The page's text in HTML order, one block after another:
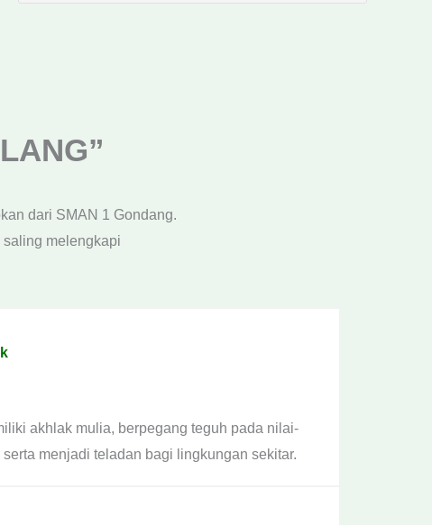
dari SMAN 1 Gondang.
melengkapi
akhlak mulia, berpegang teguh pada nilai-
menjadi teladan bagi lingkungan sekitar.